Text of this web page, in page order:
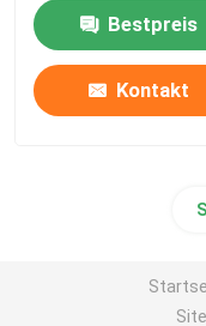
Bestpreis
Kontakt